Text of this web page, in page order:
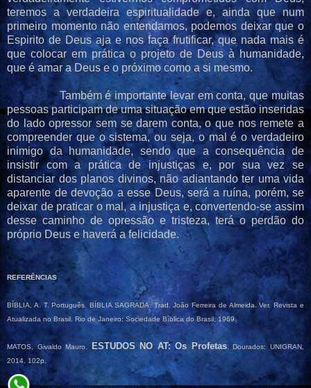
teremos a verdadeira espiritualidade e, ainda que num
primeiro momento não entendamos, podemos deixar que o
Espirito de Deus aja e nos faça frutificar, que nada mais é
que colocar em prática o projeto de Deus à humanidade,
que é amar a Deus e o próximo como a si mesmo.
Também é importante levar em conta, que muitas
pessoas participam de uma situação em que estão inseridas
do lado opressor sem se darem conta, o que nos remete a
compreender que o sistema, ou seja, o mal é o verdadeiro
inimigo da humanidade, sendo que a consequência de
insistir com a prática de injustiças e, por sua vez se
distanciar dos planos divinos, não adiantando ter uma vida
aparente de devoção a esse Deus, será a ruína, porém, se
deixar de praticar o mal, a injustiça e, convertendo-se assim
desse caminho de opressão e tristeza, terá o perdão do
próprio Deus e haverá a felicidade.
REFERÊNCIAS
BÍBLIA, A. T. Português. BÍBLIA SAGRADA. Trad. João Ferreira de Almeida. Ver. Revista e
Atualizada no Brasil. Rio de Janeiro: Sociedade Bíblica do Brasil, 1969.
MATOS, Givaldo Mauro. ESTUDOS NO AT: Os Profetas. Dourados: UNIGRAN,
2014. 102p.